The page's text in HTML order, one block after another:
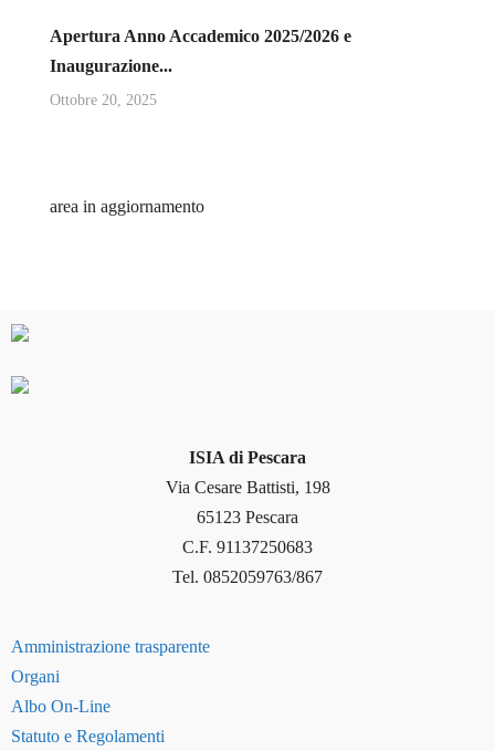
Apertura Anno Accademico 2025/2026 e
Inaugurazione...
Ottobre 20, 2025
area in aggiornamento
ISIA di Pescara
Via Cesare Battisti, 198
65123 Pescara
C.F. 91137250683
Tel. 0852059763/867
Amministrazione trasparente
Organi
Albo On-Line
Statuto e Regolamenti